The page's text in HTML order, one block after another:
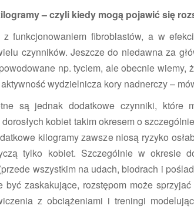
– czyli kiedy mogą pojawić się
funkcjonowaniem fibroblastów, a w
czynników. Jeszcze do niedawna za
np. tyciem, ale obecnie wiemy,
wydzielnicza kory nadnerczy –
są jednak dodatkowe czynniki, które
kobiet takim okresem o
kilogramy zawsze niosą ryzyko
tylko kobiet. Szczególnie w okresie
wszystkim na udach, biodrach i
być zaskakujące, rozstępom może
z obciążeniami i treningi
ZABIEGI NA